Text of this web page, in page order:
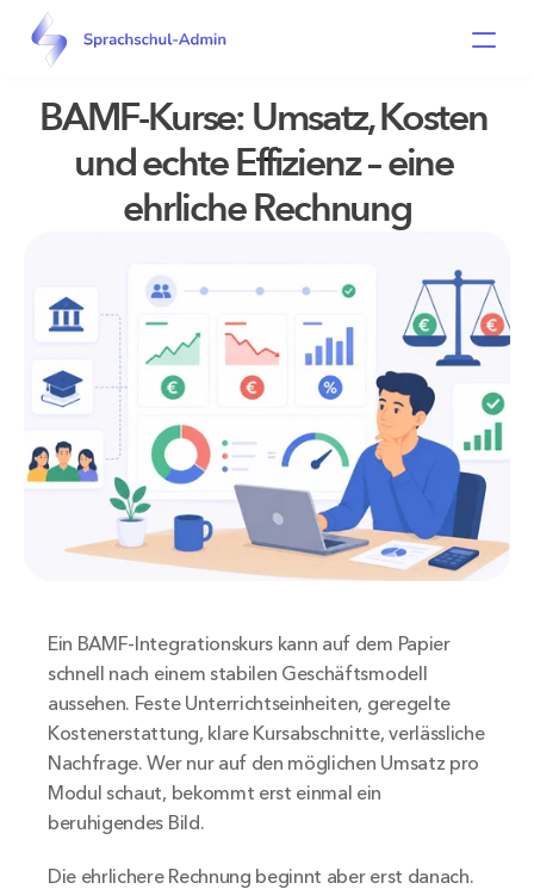
BAMF-Kurse: Umsatz, Kosten
und echte Effizienz – eine
ehrliche Rechnung
Ein BAMF-Integrationskurs kann auf dem Papier
schnell nach einem stabilen Geschäftsmodell
aussehen. Feste Unterrichtseinheiten, geregelte
Kostenerstattung, klare Kursabschnitte, verlässliche
Nachfrage. Wer nur auf den möglichen Umsatz pro
Modul schaut, bekommt erst einmal ein
beruhigendes Bild.
Die ehrlichere Rechnung beginnt aber erst danach.
Home
Produkt
Vergleich
Preise
Über uns
FAQ